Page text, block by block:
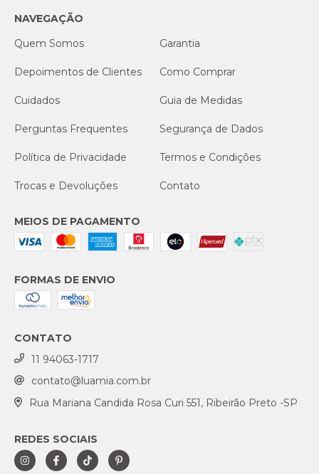
NAVEGAÇÃO
Quem Somos
Garantia
Depoimentos de Clientes Como Comprar
Cuidados Guia de Medidas
Perguntas Frequentes Segurança de Dados
Política de Privacidade Termos e Condições
Trocas e Devoluções Contato
MEIOS DE PAGAMENTO
FORMAS DE ENVIO
CONTATO
11 94063-1717
contato@luamia.com.br
Rua Mariana Candida Rosa Curi 551, Ribeirão Preto -SP
REDES SOCIAIS